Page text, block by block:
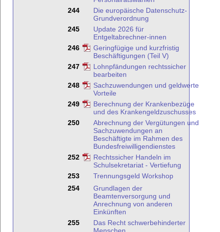
244
Die europäische Datenschutz-
Grundverordnung
245
Update 2026 für
Entgeltabrechner-innen
246
Geringfügige und kurzfristig
Beschäftigungen (Teil V)
247
Lohnpfändungen rechtssicher
bearbeiten
248
Sachzuwendungen und geldwerte
Vorteile
249
Berechnung der Krankenbezüge
und des Krankengeldzuschusses
250
Abrechnung der Vergütungen und
Sachzuwendungen an
Beschäftigte im Rahmen des
Bundesfreiwilligendienstes
252
Rechtssicher Handeln im
Schulsekretariat - Vertiefung
253
Trennungsgeld Workshop
254
Grundlagen der
Beamtenversorgung und
Anrechnung von anderen
Einkünften
255
Das Recht schwerbehinderter